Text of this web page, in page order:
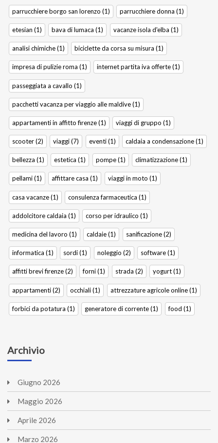
parrucchiere borgo san lorenzo (1) parrucchiere donna (1)
etesian (1) bava di lumaca (1) vacanze isola d'elba (1)
analisi chimiche (1) biciclette da corsa su misura (1)
impresa di pulizie roma (1) internet partita iva offerte (1)
passeggiata a cavallo (1)
pacchetti vacanza per viaggio alle maldive (1)
appartamenti in affitto firenze (1) viaggi di gruppo (1)
scooter (2) viaggi (7) eventi (1) caldaia a condensazione (1)
bellezza (1) estetica (1) pompe (1) climatizzazione (1)
pellami (1) affittare casa (1) viaggi in moto (1)
casa vacanze (1) consulenza farmaceutica (1)
addolcitore caldaia (1) corso per idraulico (1)
medicina del lavoro (1) caldaie (1) sanificazione (2)
informatica (1) sordi (1) noleggio (2) software (1)
affitti brevi firenze (2) forni (1) strada (2) yogurt (1)
appartamenti (2) occhiali (1) attrezzature agricole online (1)
forbici da potatura (1) generatore di corrente (1) food (1)
Archivio
Giugno 2026
Maggio 2026
Aprile 2026
Marzo 2026